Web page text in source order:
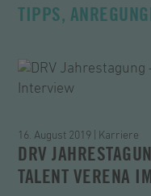
TIPPS,
16. August 2019 | Karriere
DRV
TALENT VERENA